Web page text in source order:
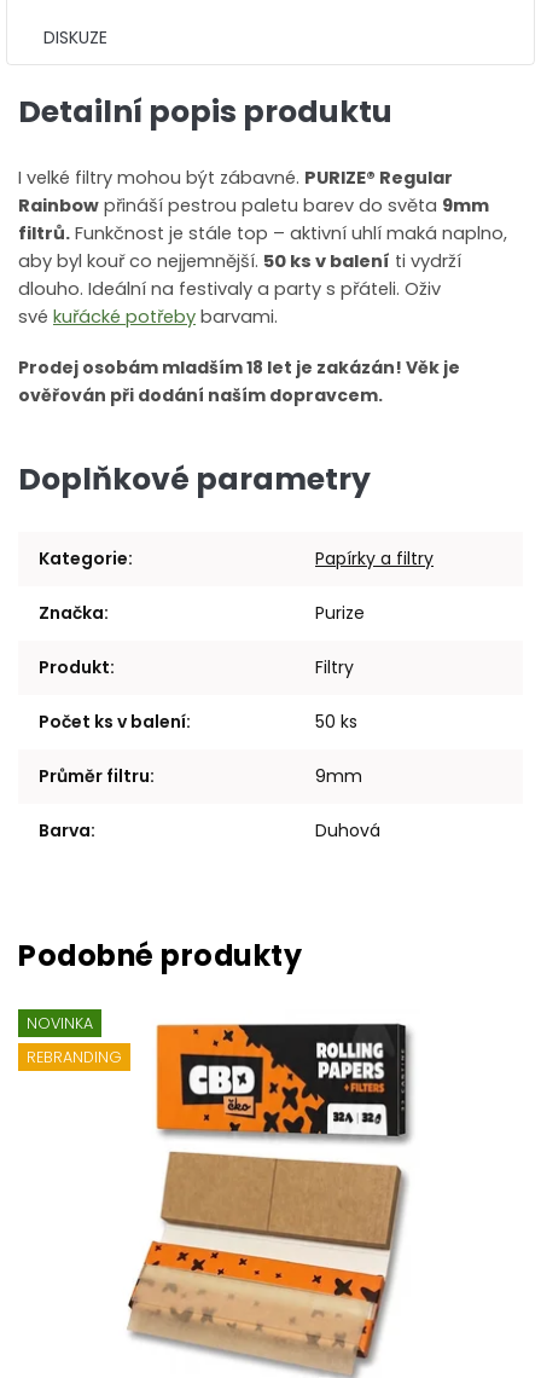
DISKUZE
Detailní popis produktu
I velké filtry mohou být zábavné. PURIZE® Regular
Rainbow přináší pestrou paletu barev do světa 9mm
filtrů. Funkčnost je stále top – aktivní uhlí maká naplno,
aby byl kouř co nejjemnější. 50 ks v balení ti vydrží
dlouho. Ideální na festivaly a party s přáteli. Oživ
své kuřácké potřeby barvami.
Prodej osobám mladším 18 let je zakázán! Věk je
ověřován při dodání naším dopravcem.
Doplňkové parametry
Kategorie: Papírky a filtry
Značka: Purize
Produkt: Filtry
Počet ks v balení: 50 ks
Průměr filtru: 9mm
Barva: Duhová
NOVINKA
REBRANDING